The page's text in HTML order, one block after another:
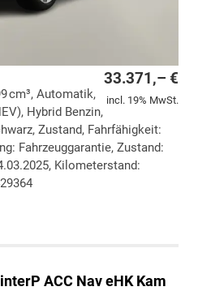
33.371,– €
incl. 19% MwSt.
cm³, Automatik,
Hybrid Benzin,
Zustand, Fahrfähigkeit:
Fahrzeuggarantie, Zustand:
Kilometerstand:
drucken
ACC Nav eHK Kam